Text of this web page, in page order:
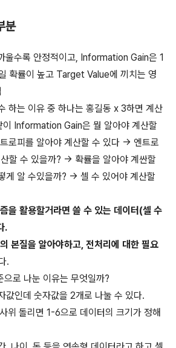
분
수록 안정적이고, Information Gain은 1
확률이 높고 Target Value에 끼치는 영
하는 이유 중 하나는 홍길동 x 3하면 계산
이 Information Gain은 뭘 알아야 계산할
로피를 알아야 계산할 수 있다 -> 엔트로
할 수 있을까? -> 확률을 알아야 계싼할
게 알 수있을까? -> 셀 수 있어야 계산할
을 활용할거라면 쓸 수 있는 데이터(셀 수
.
본질을 알아야하고, 전처리에 대한 필요
.
으로 나눈 이유는 무엇일까?
값인데 숫자값을 2개로 나눌 수 있다.
위 돌리면 1-6으로 데이터의 크기가 정해